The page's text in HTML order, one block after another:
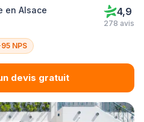
en Alsace 4,9
278 avis
NPS
devis gratuit